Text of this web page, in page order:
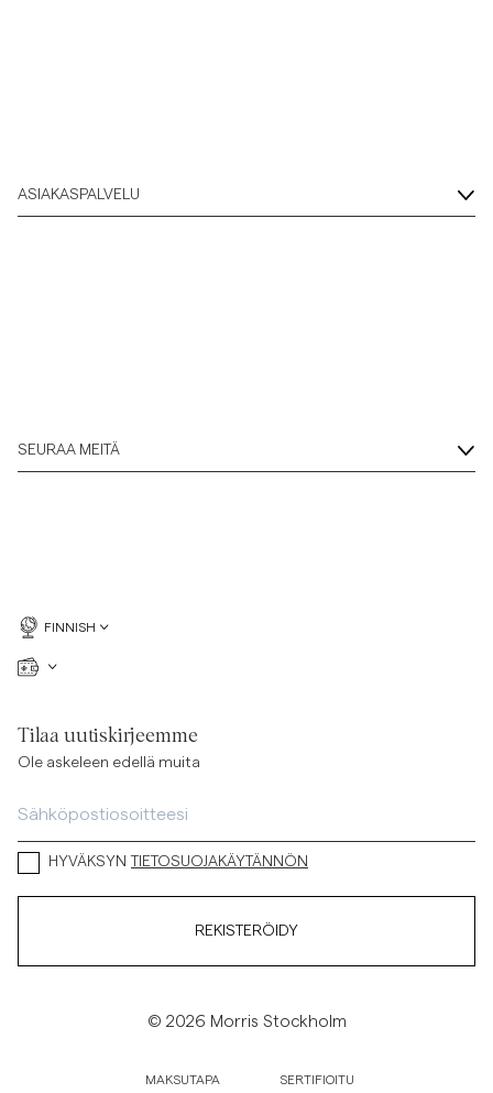
ASIAKASPALVELU
SEURAA MEITÄ
FINNISH
Tilaa uutiskirjeemme
Ole askeleen edellä muita
HYVÄKSYN TIETOSUOJAKÄYTÄNNÖN
REKISTERÖIDY
© 2026 Morris Stockholm
MAKSUTAPA SERTIFIOITU